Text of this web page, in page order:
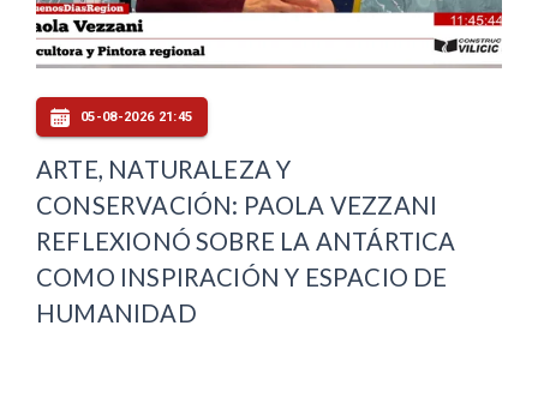
05-08-2026 21:45
ARTE, NATURALEZA Y
CONSERVACIÓN: PAOLA VEZZANI
REFLEXIONÓ SOBRE LA ANTÁRTICA
COMO INSPIRACIÓN Y ESPACIO DE
HUMANIDAD